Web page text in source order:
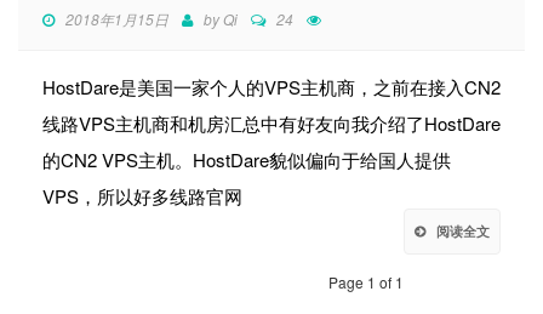
2018年1月15日 byQi 24
HostDare是美国一家个人的VPS主机商，之前在接入CN2
线路VPS主机商和机房汇总中有好友向我介绍了HostDare
的CN2 VPS主机。HostDare貌似偏向于给国人提供
VPS，所以好多线路官网
阅读全文
Page 1 of 1